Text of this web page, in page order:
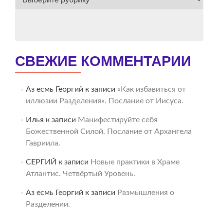
СВЕЖИЕ КОММЕНТАРИИ
Аз есмь Георгий к записи «Как избавиться от
иллюзии Разделения». Послание от Иисуса.
Илья к записи Манифестируйте себя
Божественной Силой. Послание от Архангела
Гавриила.
СЕРГИЙ к записи Новые практики в Храме
Атлантис. Четвёртый Уровень.
Аз есмь Георгий к записи Размышления о
Разделении.